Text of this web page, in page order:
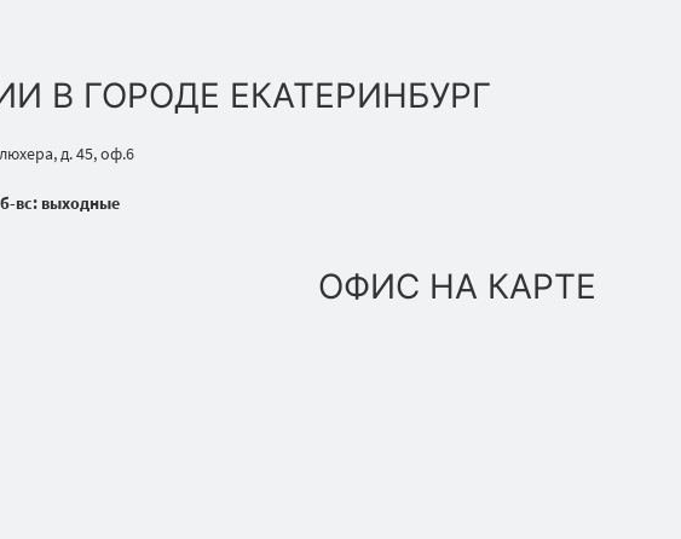
В ГОРОДЕ ЕКАТЕРИНБУРГ
д. 45, оф.6
вс: выходные
ОФИС НА КАРТЕ